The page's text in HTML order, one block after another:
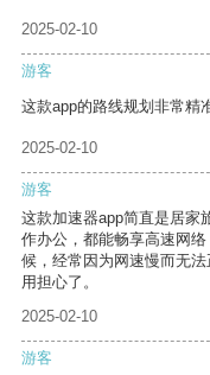
2025-02-10
游客
这款app的路线规划非常精
2025-02-10
游客
这款加速器app简直是居家
作办公，都能畅享高速网
候，经常因为网速慢而无
用担心了。
2025-02-10
游客